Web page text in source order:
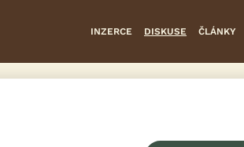
INZERCE DISKUSE ČLÁNKY